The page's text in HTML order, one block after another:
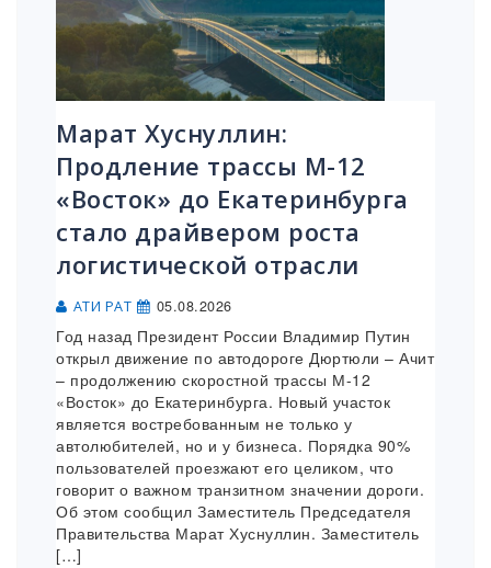
Марат Хуснуллин:
Продление трассы М-12
«Восток» до Екатеринбурга
стало драйвером роста
логистической отрасли
АТИ РАТ 05.08.2026
Год назад Президент России Владимир Путин
открыл движение по автодороге Дюртюли – Ачит
– продолжению скоростной трассы М-12
«Восток» до Екатеринбурга. Новый участок
является востребованным не только у
автолюбителей, но и у бизнеса. Порядка 90%
пользователей проезжают его целиком, что
говорит о важном транзитном значении дороги.
Об этом сообщил Заместитель Председателя
Правительства Марат Хуснуллин. Заместитель
[…]